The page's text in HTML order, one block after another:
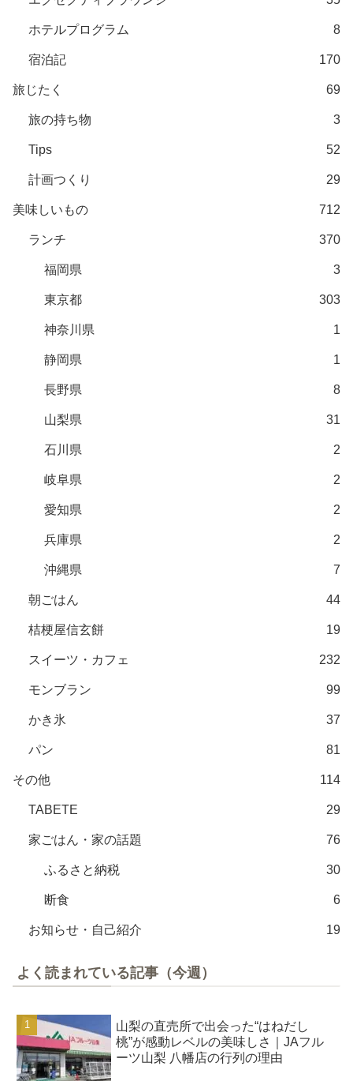
ホテルプログラム 8
宿泊記 170
旅じたく 69
旅の持ち物 3
Tips 52
計画つくり 29
美味しいもの 712
ランチ 370
福岡県 3
東京都 303
神奈川県 1
静岡県 1
長野県 8
山梨県 31
石川県 2
岐阜県 2
愛知県 2
兵庫県 2
沖縄県 7
朝ごはん 44
桔梗屋信玄餅 19
スイーツ・カフェ 232
モンブラン 99
かき氷 37
パン 81
その他 114
TABETE 29
家ごはん・家の話題 76
ふるさと納税 30
断食 6
お知らせ・自己紹介 19
よく読まれている記事（今週）
山梨の直売所で出会った“はねだし
桃”が感動レベルの美味しさ｜JAフル
ーツ山梨 八幡店の行列の理由